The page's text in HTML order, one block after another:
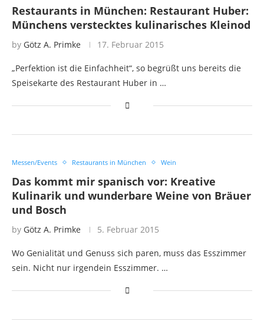
Restaurants in München: Restaurant Huber:
Münchens verstecktes kulinarisches Kleinod
by Götz A. Primke 17. Februar 2015
„Perfektion ist die Einfachheit“, so begrüßt uns bereits die
Speisekarte des Restaurant Huber in …
Messen/Events Restaurants in München Wein
Das kommt mir spanisch vor: Kreative
Kulinarik und wunderbare Weine von Bräuer
und Bosch
by Götz A. Primke 5. Februar 2015
Wo Genialität und Genuss sich paren, muss das Esszimmer
sein. Nicht nur irgendein Esszimmer. …